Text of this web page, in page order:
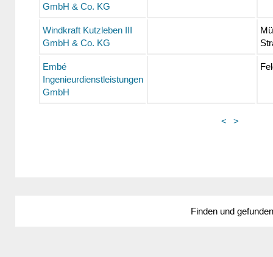
GmbH & Co. KG
Windkraft Kutzleben III
GmbH & Co. KG
Embé
Ingenieurdienstleistungen
GmbH
< >
Finden und